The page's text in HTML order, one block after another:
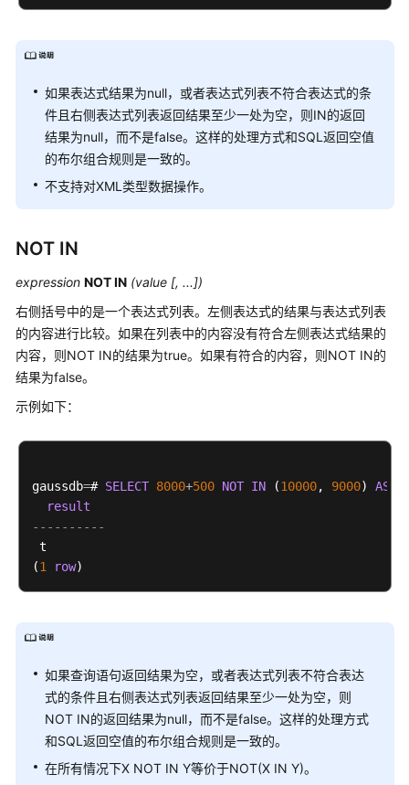
入
门
用
指
指
开
发
指
（分
布
开
发
南
（集
式
10.x）
开
发
南
如果表达式结果为null，或者表达式列表不符合表达式的条
件且右侧表达式列表返回结果至少一处为空，则IN的返回
结果为null，而不是false。这样的处理方式和SQL返回空值
的布尔组合规则是一致的。
不支持对XML类型数据操作。
NOT IN
expression NOT IN (value [, ...])
右侧括号中的是一个表达式列表。左侧表达式的结果与表达式列表
的内容进行比较。如果在列表中的内容没有符合左侧表达式结果的
内容，则NOT IN的结果为true。如果有符合的内容，则NOT IN的
结果为false。
示例如下：
gaussdb=# SELECT 8000+500 NOT IN (10000, 9000) AS
result
----------
t
(1 row
如果查询语句返回结果为空，或者表达式列表不符合表达
式的条件且右侧表达式列表返回结果至少一处为空，则
NOT IN的返回结果为null，而不是false。这样的处理方式
和SQL返回空值的布尔组合规则是一致的。
在所有情况下X NOT IN Y等价于NOT(X IN Y)。